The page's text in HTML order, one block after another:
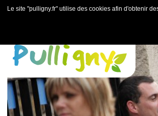
Le site "pulligny.fr" utilise des cookies afin d'obtenir